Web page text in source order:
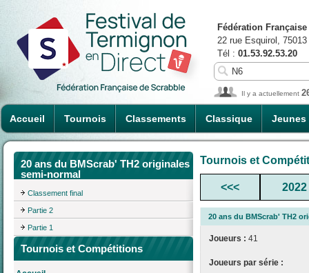
Accueil Tournois Classements Classique Jeunes
Fédération
22 rue Esquirol,
Tél : 01.53.92.53.20
Il y a actuellement
20 ans du BMScrab' TH2 originales
semi-normal
Classement final
Partie 2
Partie 1
Tournois et Compétitions
Tournois et
<<< 2022
20 ans du BMScrab' TH2
Joueurs : 41
Joueurs par série :